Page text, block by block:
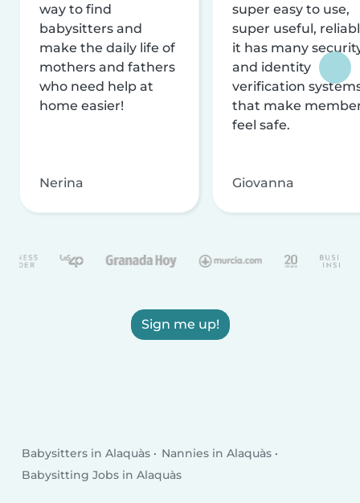
way to find
babysitters and
make the daily life of
mothers and fathers
who need help at
home easier!
Nerina
super easy to use,
super useful,
it has many
and identity
verification
that make
feel safe.
Giovanna
Sign me up!
Babysitters in Alaquàs
Nannies in Alaquàs
Babysitting Jobs in Alaquàs